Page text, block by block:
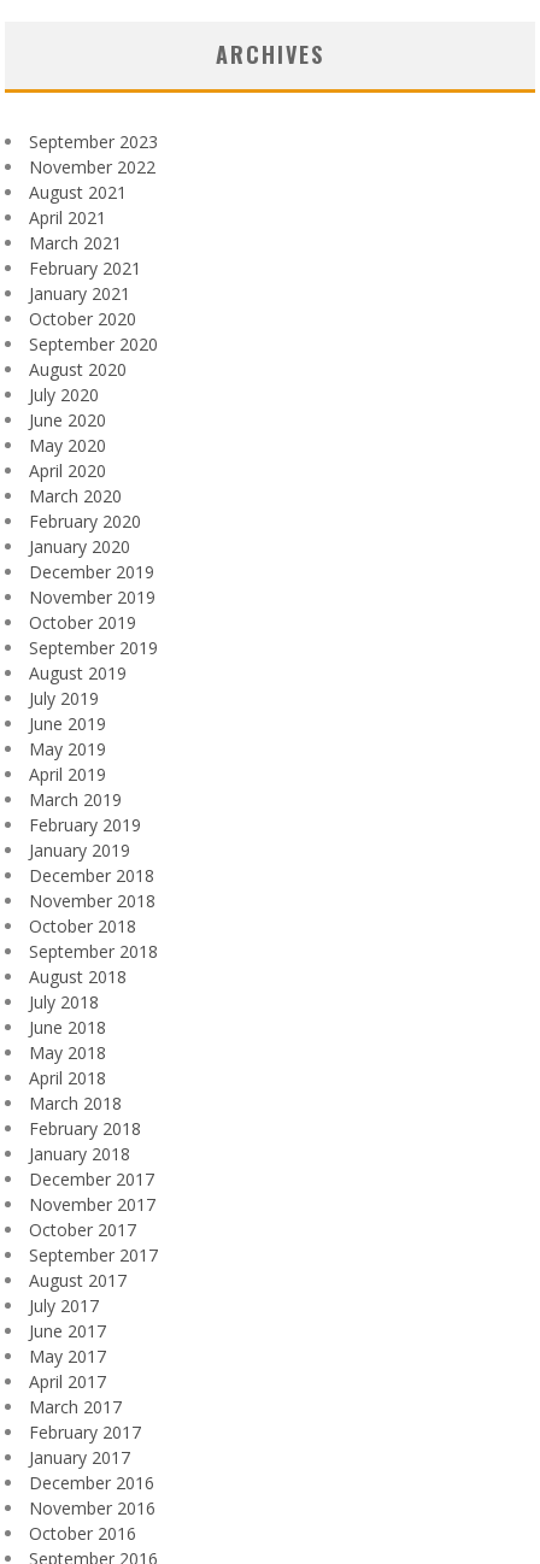
ARCHIVES
September 2023
November 2022
August 2021
April 2021
March 2021
February 2021
January 2021
October 2020
September 2020
August 2020
July 2020
June 2020
May 2020
April 2020
March 2020
February 2020
January 2020
December 2019
November 2019
October 2019
September 2019
August 2019
July 2019
June 2019
May 2019
April 2019
March 2019
February 2019
January 2019
December 2018
November 2018
October 2018
September 2018
August 2018
July 2018
June 2018
May 2018
April 2018
March 2018
February 2018
January 2018
December 2017
November 2017
October 2017
September 2017
August 2017
July 2017
June 2017
May 2017
April 2017
March 2017
February 2017
January 2017
December 2016
November 2016
October 2016
September 2016